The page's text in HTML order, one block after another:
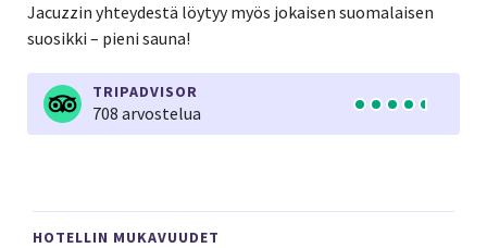
Jacuzzin yhteydestä löytyy myös jokaisen suomalaisen
suosikki – pieni sauna!
TRIPADVISOR
708 arvostelua
HOTELLIN MUKAVUUDET